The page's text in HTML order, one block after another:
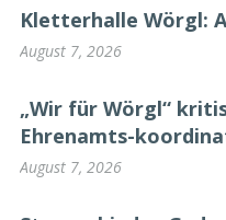
Kletterhalle Wörgl:
August 7, 2026
„Wir für Wörgl“
Ehrenamts-
August 7, 2026